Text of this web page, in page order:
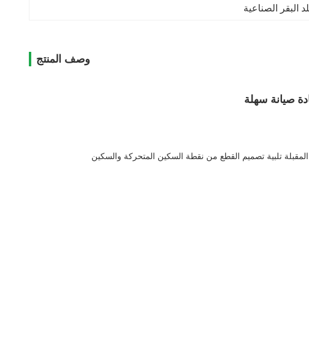
البقر الصناعية
وصف المنتج
صيانة سهلة
المقبلة تلبية تصميم القطع من نقطة السكين المتحركة والسكين